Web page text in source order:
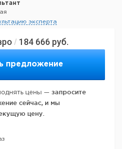
/ 184 666 руб.
предложение
цены — запросите
сейчас, и мы
цену.
эксперта